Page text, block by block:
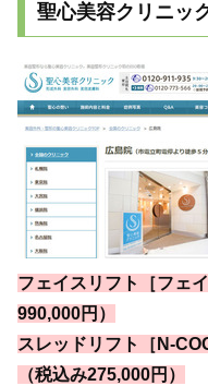
聖心美容クリニッ
フェイスリフト［フェ
990,000円）
スレッドリフト［N-
（税込み275,000円）